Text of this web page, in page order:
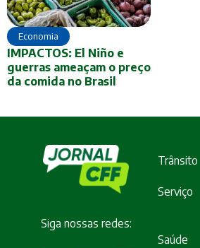
Economia
IMPACTOS: El Niño e
guerras ameaçam o preço
da comida no Brasil
Siga nossas redes:
Trânsito
Serviço
Saúde